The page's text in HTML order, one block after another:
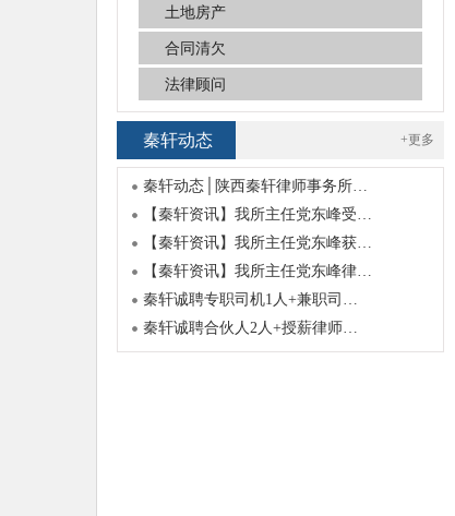
土地房产
合同清欠
法律顾问
秦轩动态 +更多
秦轩动态│陕西秦轩律师事务所…
【秦轩资讯】我所主任党东峰受…
【秦轩资讯】我所主任党东峰获…
【秦轩资讯】我所主任党东峰律…
秦轩诚聘专职司机1人+兼职司…
秦轩诚聘合伙人2人+授薪律师…